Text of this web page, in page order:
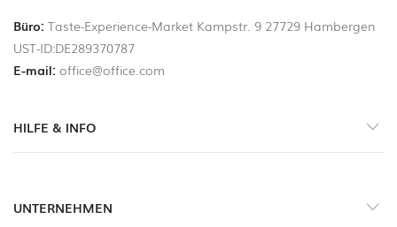
Büro: Taste-Experience-Market Kampstr. 9 27729 Hambergen
UST-ID:DE289370787
E-mail: office@office.com
HILFE & INFO
UNTERNEHMEN
Wurstspezialitäten
Fleisch
Gewürze
Scharfe
Pasten
Produkte